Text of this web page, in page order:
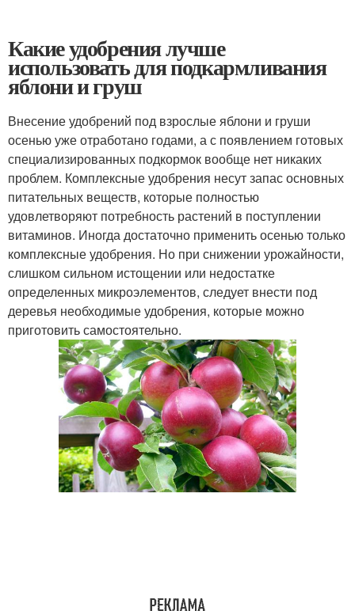
Какие удобрения лучше
использовать для подкармливания
яблони и груш
Внесение удобрений под взрослые яблони и груши
осенью уже отработано годами, а с появлением готовых
специализированных подкормок вообще нет никаких
проблем. Комплексные удобрения несут запас основных
питательных веществ, которые полностью
удовлетворяют потребность растений в поступлении
витаминов. Иногда достаточно применить осенью только
комплексные удобрения. Но при снижении урожайности,
слишком сильном истощении или недостатке
определенных микроэлементов, следует внести под
деревья необходимые удобрения, которые можно
приготовить самостоятельно.